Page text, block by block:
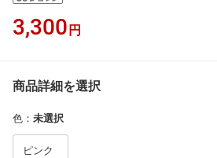
3,300 円
商品詳細を選択
色 ： 未選択
ピンク